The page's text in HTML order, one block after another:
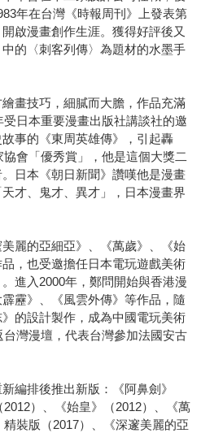
年在台灣《時報周刊》上發表第
啟漫畫創作生涯。獲得好評後又
的〈刺客列傳〉為題材的水墨手
畫技巧，細膩而大膽，作品充滿
日本重要漫畫出版社講談社的邀
事的《東周英雄傳》，引起轟
會「優秀賞」，他是這個大獎二
日本《朝日新聞》讚嘆他是漫畫
才、鬼才、異才」，日本漫畫界
麗的亞細亞》、《萬歲》、《始
，也受邀擔任日本電玩遊戲美術
進入2000年，鄭問開始與香港漫
靂》、《風雲外傳》等作品，隨
的設計製作，成為中國電玩美術
灣漫壇，代表台灣參加法國安古
編排後推出新版：《阿鼻劍》
2012）、《始皇》（2012）、《萬
裝版（2017）、《深邃美麗的亞